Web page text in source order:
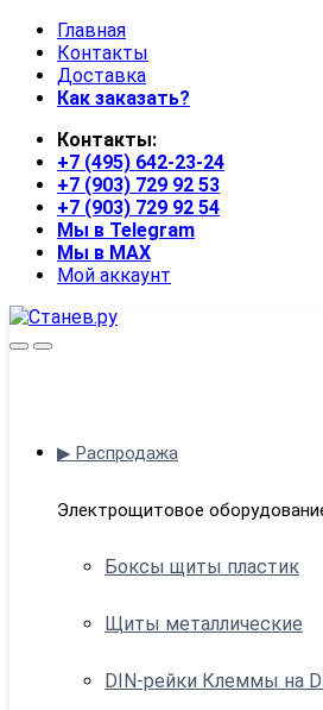
Skip
navigation
Skip
content
Главная
Контакты
Доставка
Как заказать?
Контакты:
+7 (495) 642-23-24
+7 (903) 729 92 53
+7 (903) 729 92 54
Мы в Telegram
Мы в MAX
Мой аккаунт
OpenClose
▶ Распродажа
Электрощитовое
Боксы щиты пластик
Щиты металлические
DIN-рейки Клеммы на